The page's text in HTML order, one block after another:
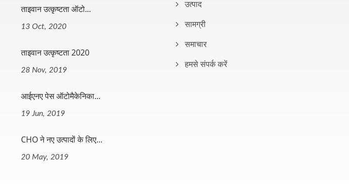
ताइवान उत्कृष्टता ऑटो...
13 Oct, 2020
ताइवान उत्कृष्टता 2020
28 Nov, 2019
आईएनए पेस ऑटोमैकेनिका...
19 Jun, 2019
CHO ने नए उत्पादों के लिए...
20 May, 2019
उत्पाद
सामग्री
समाचार
हमसे संपर्क करें